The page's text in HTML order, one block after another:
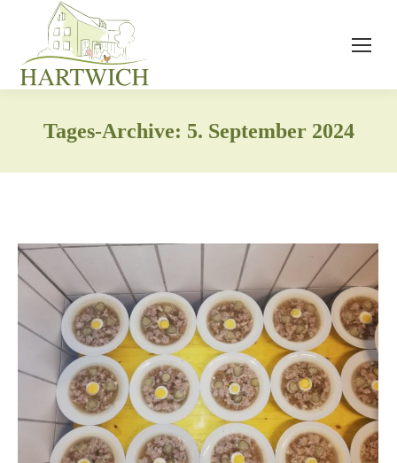
Tages-Archive: 5. September 2024